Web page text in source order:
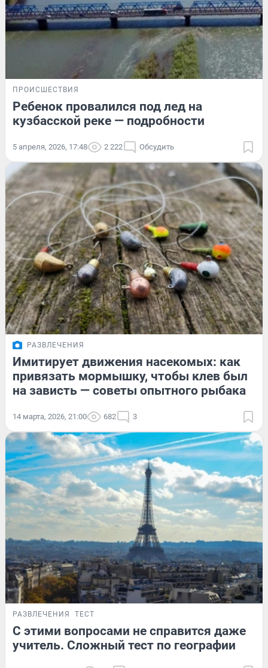
ПРОИСШЕСТВИЯ
Ребенок провалился под лед на
кузбасской реке — подробности
5 апреля, 2026, 17:48 2 222 Обсудить
РАЗВЛЕЧЕНИЯ
Имитирует движения насекомых: как
привязать мормышку, чтобы клев был
на зависть — советы опытного рыбака
14 марта, 2026, 21:00 682 3
РАЗВЛЕЧЕНИЯ ТЕСТ
С этими вопросами не справится даже
учитель. Сложный тест по географии